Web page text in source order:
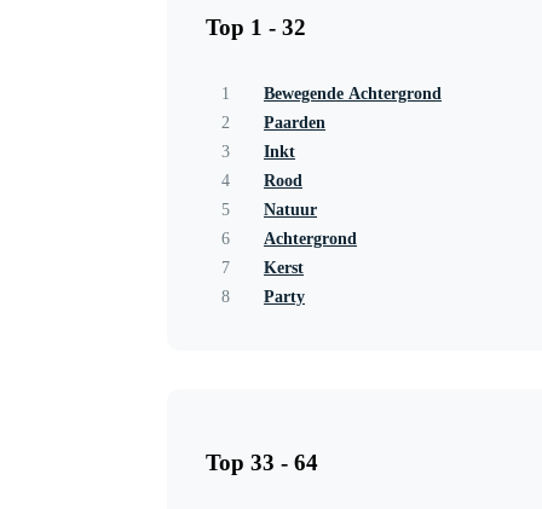
Top 1 - 32
1
Bewegende Achtergrond
2
Paarden
3
Inkt
4
Rood
5
Natuur
6
Achtergrond
7
Kerst
8
Party
Top 33 - 64